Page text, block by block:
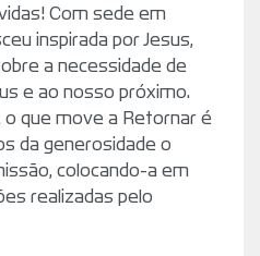
Com sede em
inspirada por Jesus,
a necessidade de
e ao nosso próximo.
o que move a Retornar é
da generosidade o
colocando-a em
realizadas pelo